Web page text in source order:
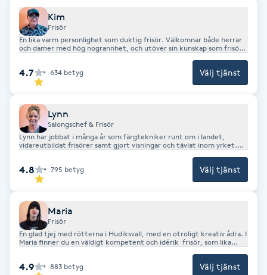
Fransförlängning
Fransförlängning Megavolym
Fransförlängning Volym
Fransk manikyr
Fransrengöring
Frekvensterapi
Friskvård
Friskvårdsmassage
Kim
Frisör
En lika varm personlighet som duktig frisör. Välkomnar både herrar
och damer med hög nogrannhet, och utöver sin kunskap som frisör
4.7 634 betyg Välj tjänst
Lynn
Salongschef & Frisör
Lynn har jobbat i många år som färgtekniker runt om i landet,
vidareutbildat frisörer samt gjort visningar och tävlat inom yrket.
hudton och livsstil. Jobbar även med Great lengths extensions.
Medlem i ICD och salongschef för teamet Strandsalongen AB.
Innehar handledarutbildning, gesällbrev samt mästarbrev.
4.8 795 betyg Välj tjänst
Maria
Frisör
En glad tjej med rötterna i Hudiksvall, med en otroligt kreativ ådra. I
Maria finner du en väldigt kompetent och idérik frisör, som lika
ålder och stil, alla är välkomna till Marias stol. Innehar gesällbrev
4.9 883 betyg Välj tjänst